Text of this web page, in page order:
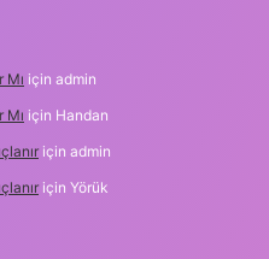
Mı için admin
Mı için Handan
için admin
için Yörük